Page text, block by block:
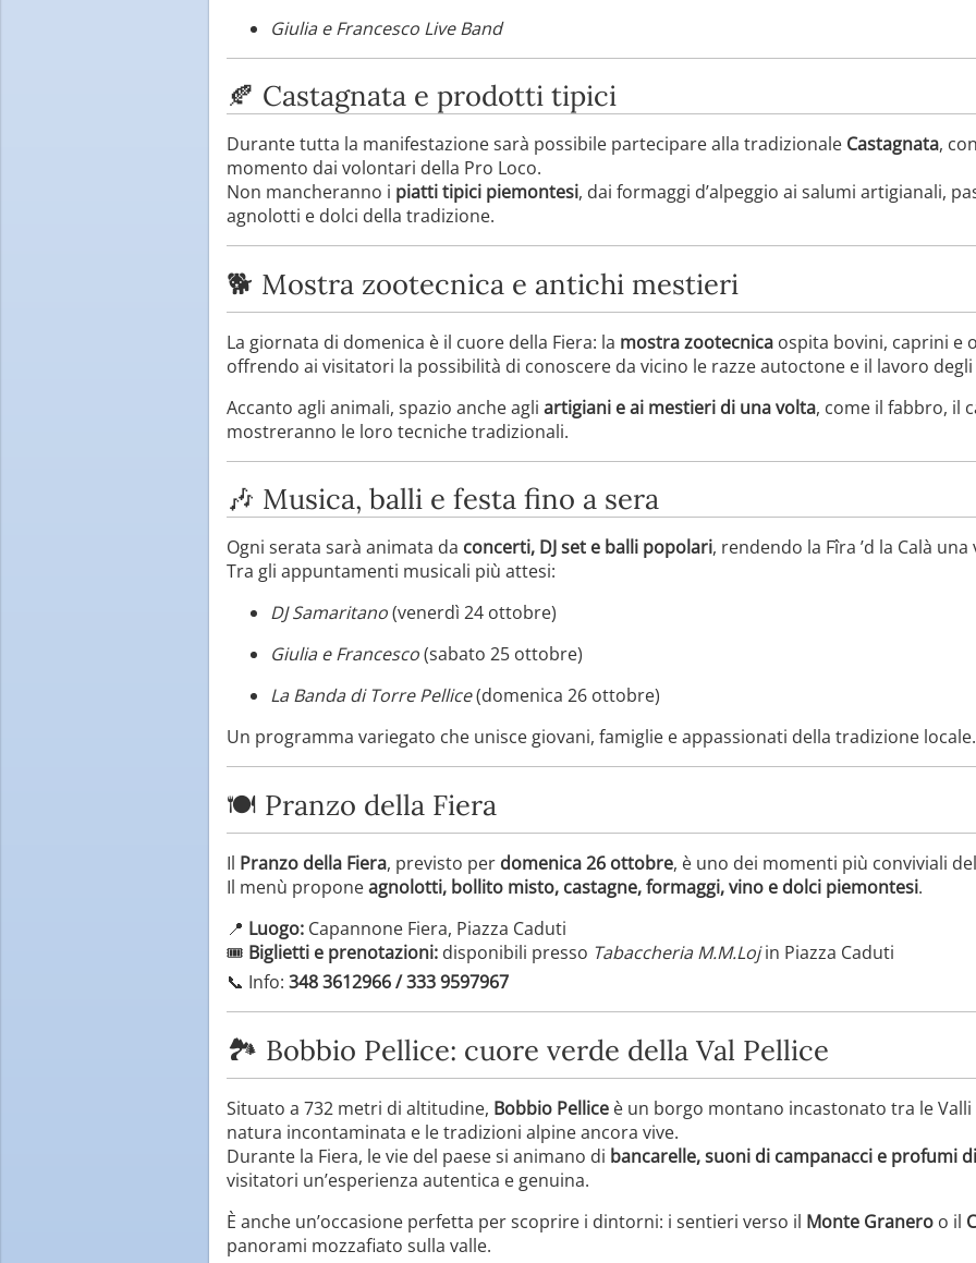
Giulia e Francesco Live Band
🍂 Castagnata e prodotti tipici
Durante tutta la manifestazione sarà possibile partecipare alla tradizionale Castagnata,
momento dai volontari della Pro Loco.
Non mancheranno i piatti tipici piemontesi, dai formaggi d’alpeggio ai salumi artigianali,
agnolotti e dolci della tradizione.
🐕 Mostra zootecnica e antichi mestieri
La giornata di domenica è il cuore della Fiera: la mostra zootecnica ospita bovini, caprini e
offrendo ai visitatori la possibilità di conoscere da vicino le razze autoctone e il lavoro
Accanto agli animali, spazio anche agli artigiani e ai mestieri di una volta, come il fabbro, il
mostreranno le loro tecniche tradizionali.
🎶 Musica, balli e festa fino a sera
Ogni serata sarà animata da concerti, DJ set e balli popolari, rendendo la Fîra ’d la Calà
Tra gli appuntamenti musicali più attesi:
DJ Samaritano(venerdì 24 ottobre)
Giulia e Francesco(sabato 25 ottobre)
La Banda di Torre Pellice(domenica 26 ottobre)
Un programma variegato che unisce giovani, famiglie e appassionati della tradizione locale.
🍽️ Pranzo della Fiera
Il Pranzo della Fiera, previsto per domenica 26 ottobre, è uno dei momenti più conviviali
Il menù proponeagnolotti, bollito misto, castagne, formaggi, vino e dolci piemontesi.
📍 Luogo: Capannone Fiera, Piazza Caduti
🎟 Biglietti e prenotazioni: disponibili presso Tabaccheria M.M.Lojin Piazza Caduti
📞 Info: 348 3612966 / 333 9597967
🏞️ Bobbio Pellice: cuore verde della Val Pellice
Situato a 732 metri di altitudine, Bobbio Pellice è un borgo montano incastonato tra le
natura incontaminata e le tradizioni alpine ancora vive.
Durante la Fiera, le vie del paese si animano di bancarelle, suoni di campanacci e profumi
visitatori un’esperienza autentica e genuina.
È anche un’occasione perfetta per scoprire i dintorni: i sentieri verso il Monte Granero o il
panorami mozzafiato sulla valle.